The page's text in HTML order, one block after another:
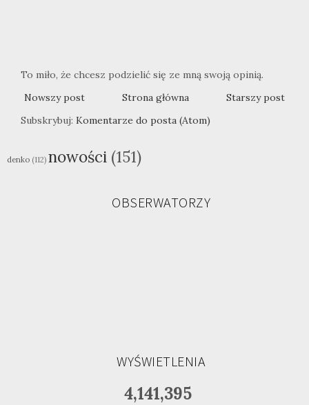
To miło, że chcesz podzielić się ze mną swoją opinią.
Nowszy post
Starszy post
Strona główna
Subskrybuj: Komentarze do posta (Atom)
denko (112) nowości (151)
OBSERWATORZY
WYŚWIETLENIA
4,141,395